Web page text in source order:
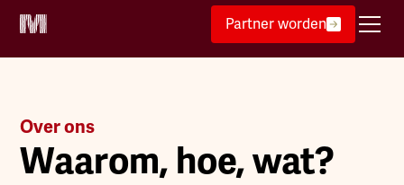
Partner worden
Over ons
Waarom, hoe, wat?